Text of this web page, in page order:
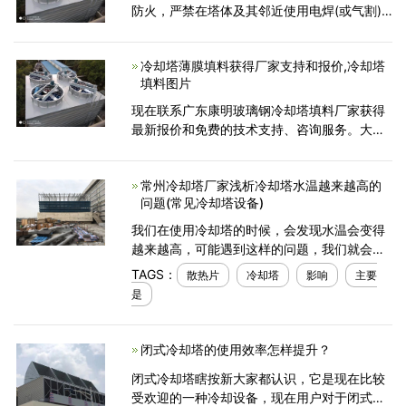
防火，严禁在塔体及其邻近使用电焊(或气割)
保持水平，要求支
冷却塔薄膜填料获得厂家支持和报价,冷却塔
填料图片
现在联系广东康明玻璃钢冷却塔填料厂家获得
最新报价和免费的技术支持、咨询服务。大约
寸/尺寸定制原
常州冷却塔厂家浅析冷却塔水温越来越高的
问题(常见冷却塔设备)
我们在使用冷却塔的时候，会发现水温会变得
越来越高，可能遇到这样的问题，我们就会慌
了，就不知道从哪里下手去解决这个问题，但
是如果我们之前对这些问题都有所了解的话，
也不至于出现发慌
TAGS： 散热片 冷却塔 影响
主要
是
闭式冷却塔的使用效率怎样提升？
闭式冷却塔瞎按新大家都认识，它是现在比较
受欢迎的一种冷却设备，现在用户对于闭式冷